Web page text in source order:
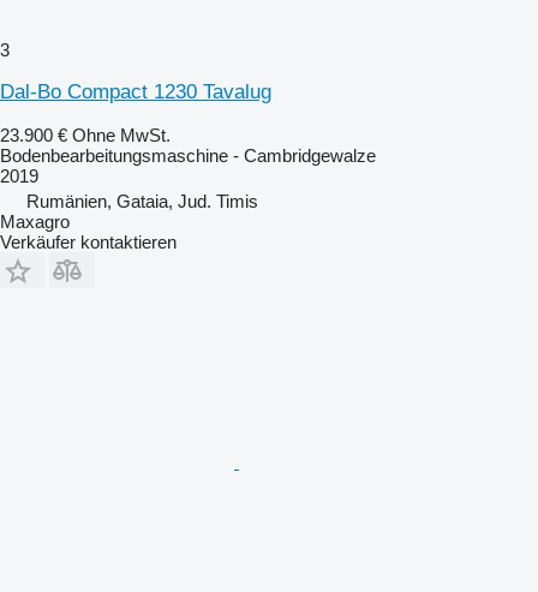
3
Dal-Bo Compact 1230 Tavalug
23.900 € Ohne MwSt.
Bodenbearbeitungsmaschine - Cambridgewalze
2019
Rumänien, Gataia, Jud. Timis
Maxagro
Verkäufer kontaktieren